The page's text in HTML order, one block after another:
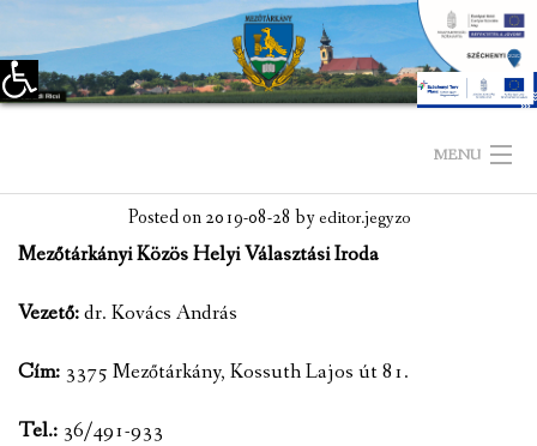
Eszköztár megnyitása
MENU
Posted on2019-08-28 byeditor.jegyzo
Mezőtárkányi Közös Helyi Választási Iroda
Vezető:dr. Kovács András
Cím: 3375 Mezőtárkány, Kossuth Lajos út 81.
Tel.: 36/491-933